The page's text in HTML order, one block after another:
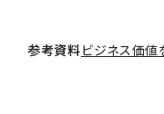
参考資料ビジネス価値